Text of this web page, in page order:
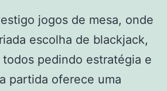
jogos de mesa, onde
escolha de blackjack,
pedindo estratégia e
partida oferece uma